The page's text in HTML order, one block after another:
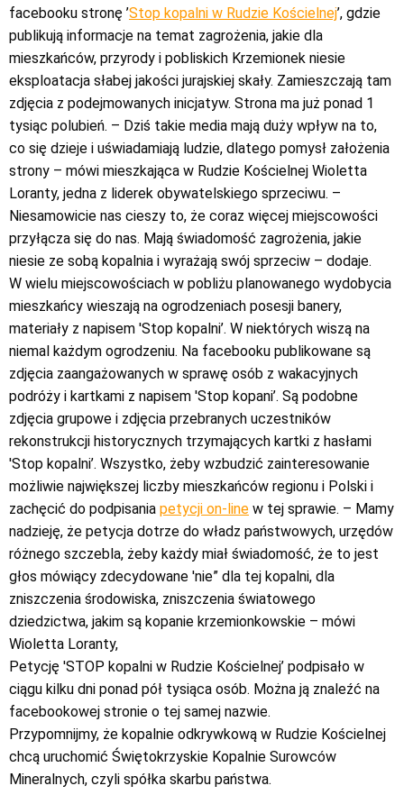
facebooku stronę ’Stop kopalni w Rudzie Kościelnej’, gdzie
publikują informacje na temat zagrożenia, jakie dla
mieszkańców, przyrody i pobliskich Krzemionek niesie
eksploatacja słabej jakości jurajskiej skały. Zamieszczają tam
zdjęcia z podejmowanych inicjatyw. Strona ma już ponad 1
tysiąc polubień. – Dziś takie media mają duży wpływ na to,
co się dzieje i uświadamiają ludzie, dlatego pomysł założenia
strony – mówi mieszkająca w Rudzie Kościelnej Wioletta
Loranty, jedna z liderek obywatelskiego sprzeciwu. –
Niesamowicie nas cieszy to, że coraz więcej miejscowości
przyłącza się do nas. Mają świadomość zagrożenia, jakie
niesie ze sobą kopalnia i wyrażają swój sprzeciw – dodaje.
W wielu miejscowościach w pobliżu planowanego wydobycia
mieszkańcy wieszają na ogrodzeniach posesji banery,
materiały z napisem 'Stop kopalni’. W niektórych wiszą na
niemal każdym ogrodzeniu. Na facebooku publikowane są
zdjęcia zaangażowanych w sprawę osób z wakacyjnych
podróży i kartkami z napisem 'Stop kopani’. Są podobne
zdjęcia grupowe i zdjęcia przebranych uczestników
rekonstrukcji historycznych trzymających kartki z hasłami
'Stop kopalni’. Wszystko, żeby wzbudzić zainteresowanie
możliwie największej liczby mieszkańców regionu i Polski i
zachęcić do podpisania petycji on-line w tej sprawie. – Mamy
nadzieję, że petycja dotrze do władz państwowych, urzędów
różnego szczebla, żeby każdy miał świadomość, że to jest
głos mówiący zdecydowane 'nie” dla tej kopalni, dla
zniszczenia środowiska, zniszczenia światowego
dziedzictwa, jakim są kopanie krzemionkowskie – mówi
Wioletta Loranty,
Petycję 'STOP kopalni w Rudzie Kościelnej’ podpisało w
ciągu kilku dni ponad pół tysiąca osób. Można ją znaleźć na
facebookowej stronie o tej samej nazwie.
Przypomnijmy, że kopalnie odkrywkową w Rudzie Kościelnej
chcą uruchomić Świętokrzyskie Kopalnie Surowców
Mineralnych, czyli spółka skarbu państwa.